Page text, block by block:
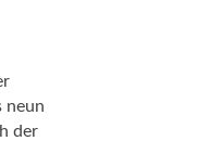
neun
der